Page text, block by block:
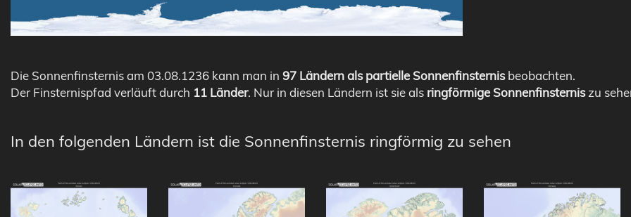
Die Sonnenfinsternis am 03.08.1236 kann man in 97 Ländern als partielle Sonnenfinsternisbeobachten.
Der Finsternispfad verläuft durch 11 Länder. Nur in diesen Ländern ist sie als ringförmige Sonnenfinsterniszu
In den folgenden Ländern ist die Sonnenfinsternis ringförmig zu sehen